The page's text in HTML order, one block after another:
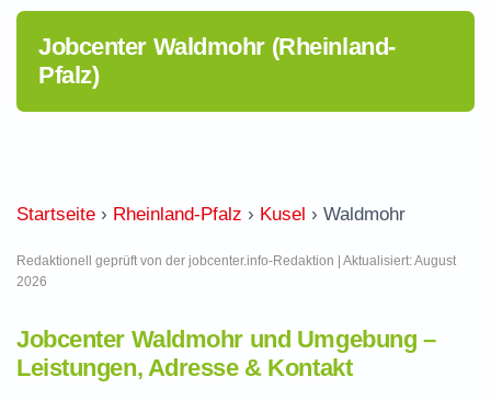
Jobcenter Waldmohr (Rheinland-
Pfalz)
Startseite › Rheinland-Pfalz › Kusel › Waldmohr
Redaktionell geprüft von der jobcenter.info-Redaktion | Aktualisiert: August
2026
Jobcenter Waldmohr und Umgebung –
Leistungen, Adresse & Kontakt